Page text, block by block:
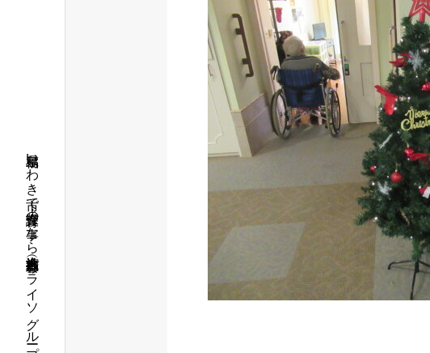
福島県いわき市で介護・保育の事なら社会福祉法人 五彩会（パライソグループ）